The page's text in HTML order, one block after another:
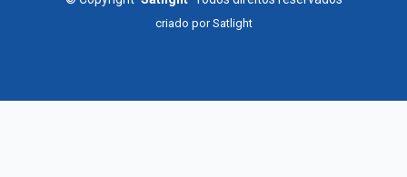
criado porSatlight